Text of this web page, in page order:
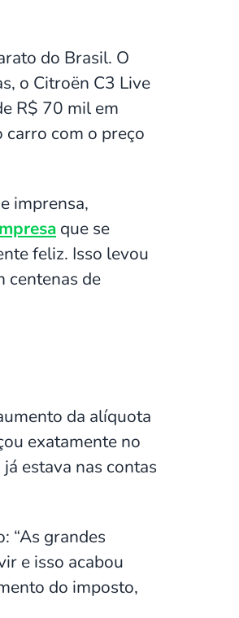
do Brasil. O
o Citroën C3 Live
R$ 70 mil em
carro com o preço
imprensa,
que se
feliz. Isso levou
centenas de
da alíquota
exatamente no
estava nas contas
“As grandes
e isso acabou
do imposto,